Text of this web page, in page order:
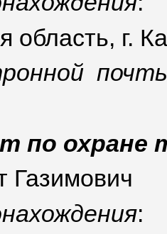
область, г.
по охране
Газимович
: